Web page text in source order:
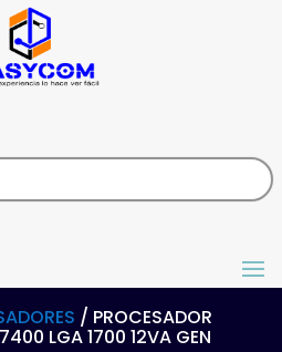
/ PROCESADOR
LGA 1700 12VA GEN